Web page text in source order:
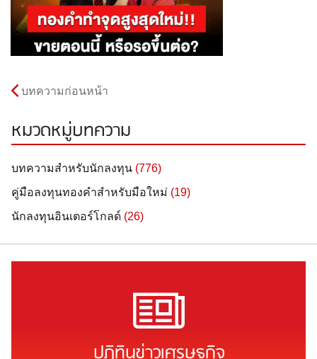
บทความก่อนหน้า
หมวดหมู่บทความ
บทความสำหรับนักลงทุน (776)
คู่มือลงทุนทองคำสำหรับมือใหม่ (19)
นักลงทุนอินเตอร์โกลด์ (26)
ปฏิทินข่าวเศรษฐกิจ